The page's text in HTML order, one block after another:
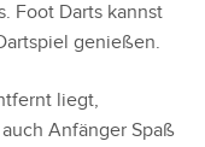
Foot Darts kannst
genießen.
liegt,
Anfänger Spaß